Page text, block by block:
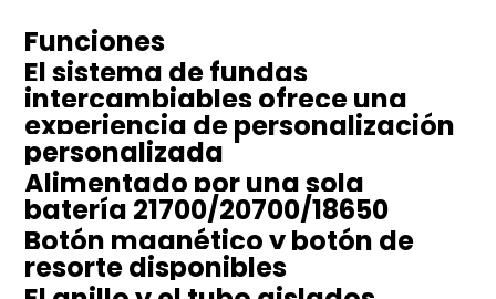
Funciones
El sistema de fundas
intercambiables ofrece una
experiencia de personalización
personalizada
Alimentado por una sola
batería 21700/20700/18650
Botón magnético y botón de
resorte disponibles